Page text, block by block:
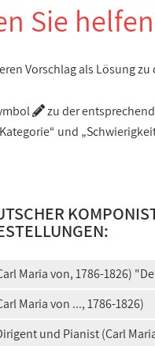
Sie
Vorschlag als Lösung zu
zu der
und
Maria von, 1786-1826)
Maria von ..., 1786-1826)
und Pianist (Carl